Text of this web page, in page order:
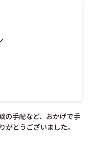
の手配など、おかげで手
がとうございました。